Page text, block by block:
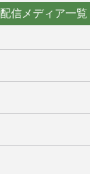
配信メディア一覧